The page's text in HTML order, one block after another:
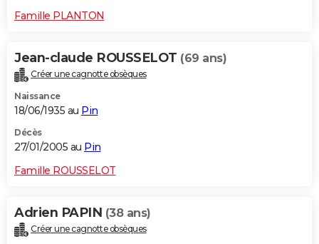
Famille PLANTON
Jean-claude ROUSSELOT (69 ans)
Créer une cagnotte obsèques
Naissance
18/06/1935 au Pin
Décès
27/01/2005 au Pin
Famille ROUSSELOT
Adrien PAPIN (38 ans)
Créer une cagnotte obsèques